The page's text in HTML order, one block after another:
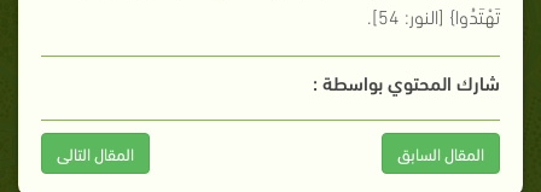
تَهْتَدُوا} [النور: 54] .
شارك المحتوي بواسطة :
المقال السابق المقال التالى